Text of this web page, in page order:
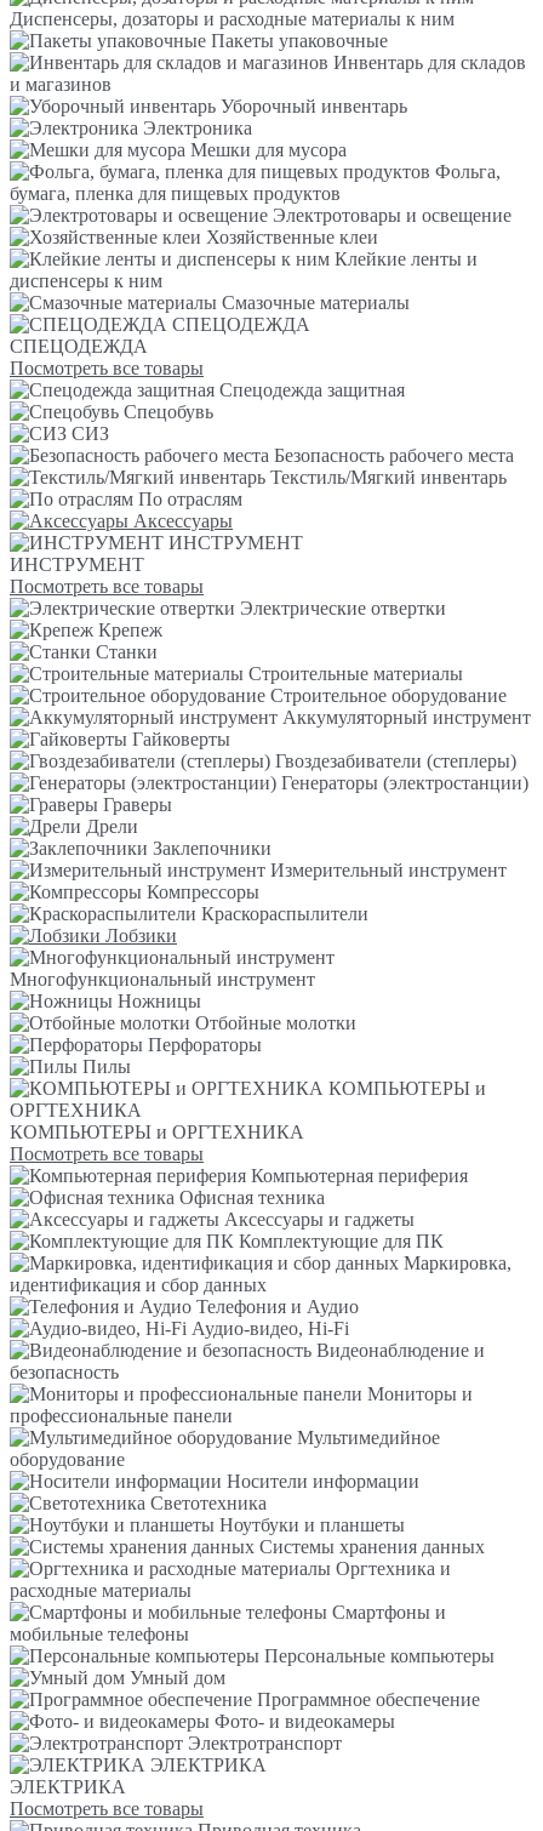
Диспенсеры, дозаторы и расходные материалы к ним
Пакеты упаковочные
Инвентарь для складов
и магазинов
Уборочный инвентарь
Электроника
Мешки для мусора
Фольга,
бумага, пленка для пищевых продуктов
Электротовары и освещение
Хозяйственные клеи
Клейкие ленты и
диспенсеры к ним
Смазочные материалы
СПЕЦОДЕЖДА
СПЕЦОДЕЖДА
Посмотреть все товары
Спецодежда защитная
Спецобувь
СИЗ
Безопасность рабочего места
Текстиль/Мягкий инвентарь
По отраслям
Аксессуары
ИНСТРУМЕНТ
ИНСТРУМЕНТ
Посмотреть все товары
Электрические отвертки
Крепеж
Станки
Строительные материалы
Строительное оборудование
Аккумуляторный инструмент
Гайковерты
Гвоздезабиватели (степлеры)
Генераторы (электростанции)
Граверы
Дрели
Заклепочники
Измерительный инструмент
Компрессоры
Краскораспылители
Лобзики
Многофункциональный инструмент
Ножницы
Отбойные молотки
Перфораторы
Пилы
КОМПЬЮТЕРЫ и
ОРГТЕХНИКА
КОМПЬЮТЕРЫ и ОРГТЕХНИКА
Посмотреть все товары
Компьютерная периферия
Офисная техника
Аксессуары и гаджеты
Комплектующие для ПК
Маркировка,
идентификация и сбор данных
Телефония и Аудио
Аудио-видео, Hi-Fi
Видеонаблюдение и
безопасность
Мониторы и
профессиональные панели
Мультимедийное
оборудование
Носители информации
Светотехника
Ноутбуки и планшеты
Системы хранения данных
Оргтехника и
расходные материалы
Смартфоны и
мобильные телефоны
Персональные компьютеры
Умный дом
Программное обеспечение
Фото- и видеокамеры
Электротранспорт
ЭЛЕКТРИКА
ЭЛЕКТРИКА
Посмотреть все товары